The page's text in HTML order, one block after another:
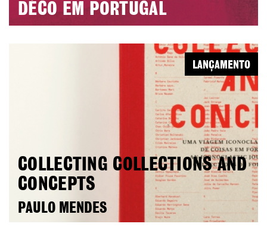
DÉCO EM PORTUGAL
COLLECTING COLLECTIONS AND
CONCEPTS
PAULO MENDES
LANÇAMENTO